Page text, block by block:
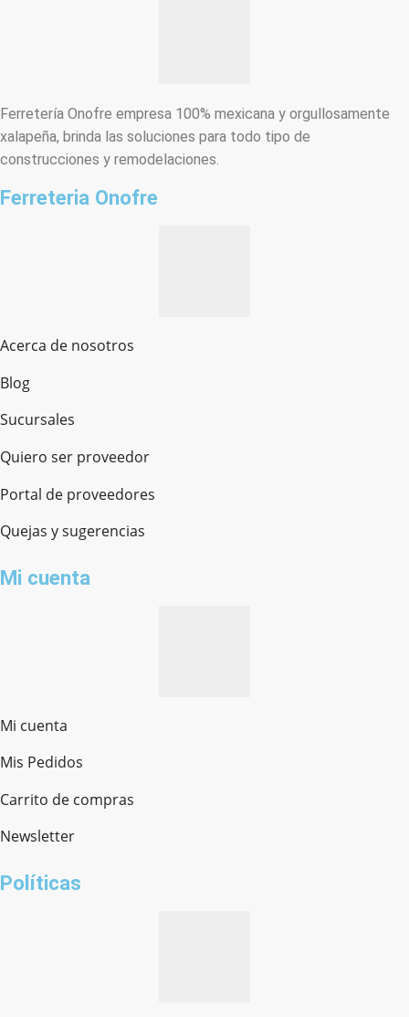
Ferretería Onofre empresa 100% mexicana y orgullosamente
xalapeña, brinda las soluciones para todo tipo de
construcciones y remodelaciones.
Ferreteria Onofre
Acerca de nosotros
Blog
Sucursales
Quiero ser proveedor
Portal de proveedores
Quejas y sugerencias
Mi cuenta
Mi cuenta
Mis Pedidos
Carrito de compras
Newsletter
Políticas